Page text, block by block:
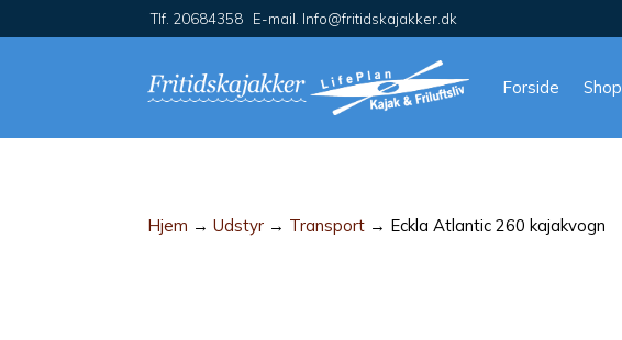
Tlf. 20684358 E-mail. Info@fritidskajakker.dk
Forside Shop
Hjem →Udstyr → Transport → Eckla Atlantic 260 kajakvogn